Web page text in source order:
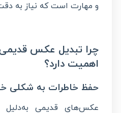
و مهارت است که نیاز به
چرا تبدیل عکس
اهمیت دارد؟
حفظ خاطرات به شکلی
عکس‌های قدیمی